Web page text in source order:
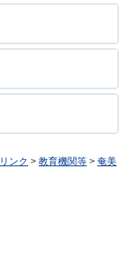
リンク > 教育機関等 > 奄美